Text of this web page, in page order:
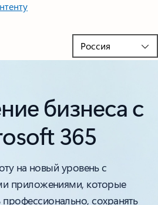
бизнеса с
365
на новый уровень с
приложениями, которые
сохранять